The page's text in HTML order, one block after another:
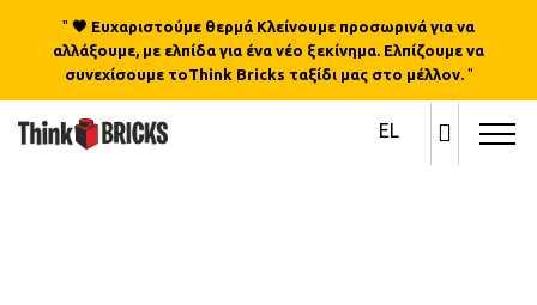
" 🖤 Ευχαριστούμε θερμά Κλείνουμε προσωρινά για να
αλλάξουμε, με ελπίδα για ένα νέο ξεκίνημα. Ελπίζουμε να
συνεχίσουμε τοThink Bricks ταξίδι μας στο μέλλον. "
EL